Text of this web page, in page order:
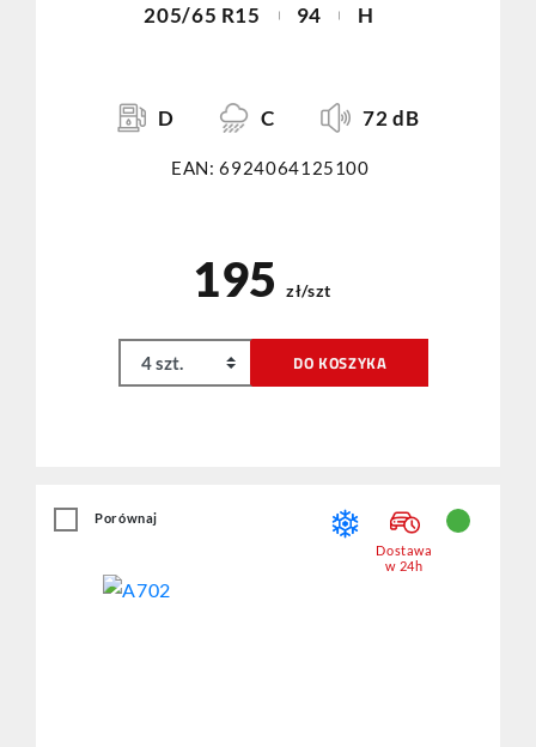
205/65 R15 94 H
D C 72 dB
EAN: 6924064125100
195 zł/szt
DO KOSZYKA
Porównaj
Dostawa
w 24h